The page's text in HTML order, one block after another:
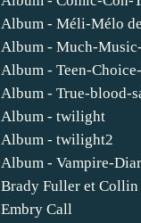
Album - Méli-Mélo
Album - Much-
Album - Teen-
Album - True-blood-
Album - twilight
Album - twilight2
Album - Vampire-
Brady Fuller et
Embry Call